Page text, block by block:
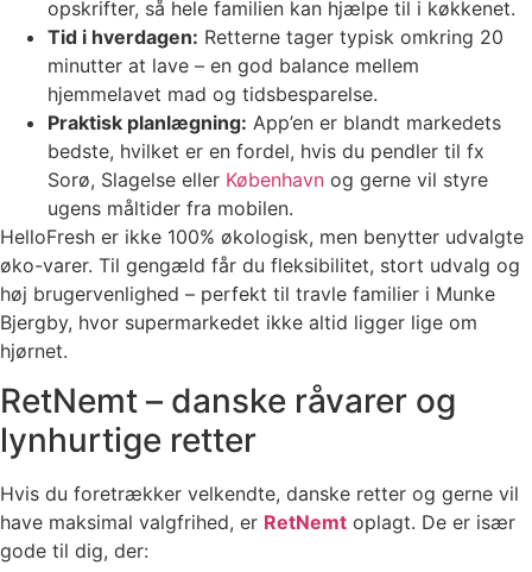
opskrifter, så hele familien kan hjælpe til i køkkenet.
Tid i hverdagen: Retterne tager typisk omkring 20
minutter at lave – en god balance mellem
hjemmelavet mad og tidsbesparelse.
Praktisk planlægning: App’en er blandt markedets
bedste, hvilket er en fordel, hvis du pendler til fx
Sorø, Slagelse eller København og gerne vil styre
ugens måltider fra mobilen.
HelloFresh er ikke 100% økologisk, men benytter udvalgte
øko-varer. Til gengæld får du fleksibilitet, stort udvalg og
høj brugervenlighed – perfekt til travle familier i Munke
Bjergby, hvor supermarkedet ikke altid ligger lige om
hjørnet.
RetNemt – danske råvarer og
lynhurtige retter
Hvis du foretrækker velkendte, danske retter og gerne vil
have maksimal valgfrihed, er RetNemt oplagt. De er især
gode til dig, der: